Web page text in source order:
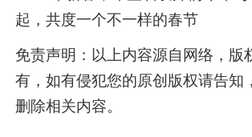
起，共度一个不一样的春节
免责声明：以上内容源自网络，版
有，如有侵犯您的原创版权请告知
删除相关内容。